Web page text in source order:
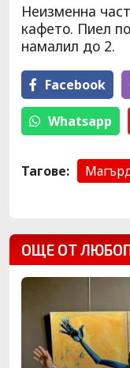
Неизменна
кафето. Пиел
намалил до 2.
Facebook
Whatsapp
Тагове:
ОЩЕ ОТ